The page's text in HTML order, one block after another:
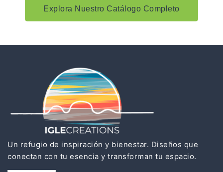
Explora Nuestro Catálogo Completo
Un refugio de inspiración y bienestar. Diseños que
conectan con tu esencia y transforman tu espacio.